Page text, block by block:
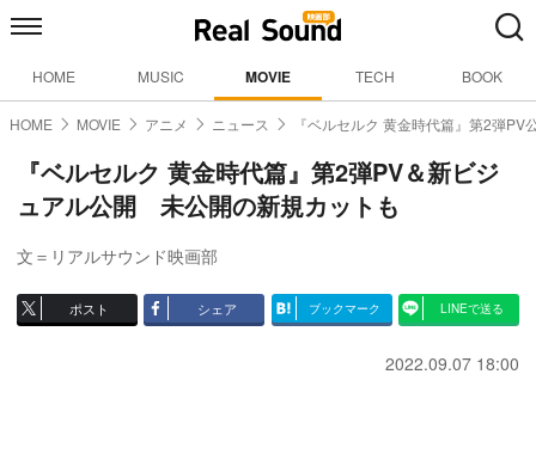
HOME MUSIC MOVIE TECH BOOK
HOME MOVIE アニメ ニュース 『ベルセルク 黄金時代篇』第2弾PV
『ベルセルク 黄金時代篇』第2弾PV＆新ビジ
ュアル公開 未公開の新規カットも
文＝リアルサウンド映画部
ポスト シェア ブックマーク LINEで送る
2022.09.07 18:00